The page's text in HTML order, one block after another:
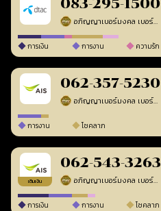
083-295-1500
อภิญญาเบอร์มงคล เบอร์สวยเลขศาสตร์
การเงิน การงาน ความรัก
062-357-5230
อภิญญาเบอร์มงคล เบอร์สวยเลขศาสตร์
การงาน โชคลาภ
เติมเงิน
062-543-3263
อภิญญาเบอร์มงคล เบอร์สวยเลขศาสตร์
การเงิน การงาน โชคลาภ